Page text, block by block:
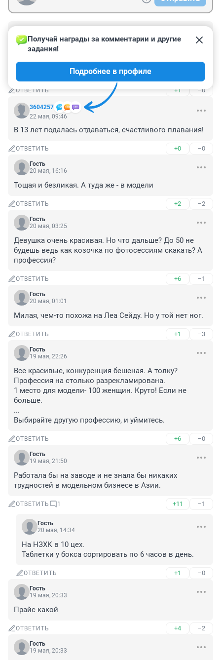
22 мая, 13:36
Симпатичная, но худющая. Странно, как у них грудь
кругленькая сохраняется? При похудении в первую
очередь страдают лицо и грудь.
ОТВЕТИТЬ +1 –0
3604257
Получай награды за комментарии и другие
задания!
Подробнее в профиле
22 мая, 09:46
В 13 лет подалась отдаваться, счастливого плавания!
ОТВЕТИТЬ +0 –0
Гость
20 мая, 16:16
Тощая и безликая. А туда же - в модели
ОТВЕТИТЬ +2 –2
Гость
20 мая, 03:25
Девушка очень красивая. Но что дальше? До 50 не
будешь ведь как козочка по фотосессиям скакать? А
профессия?
ОТВЕТИТЬ +6 –1
Гость
20 мая, 01:01
Милая, чем-то похожа на Леа Сейду. Но у той нет ног.
ОТВЕТИТЬ +1 –3
Гость
19 мая, 22:26
Все красивые, конкуренция бешеная. А толку?
Профессия на столько разрекламирована.
1 место для модели- 100 женщин. Круто! Если не
больше.
...
Выбирайте другую профессию, и уймитесь.
ОТВЕТИТЬ +6 –0
Гость
19 мая, 21:50
Работала бы на заводе и не знала бы никаких
трудностей в модельном бизнесе в Азии.
ОТВЕТИТЬ 1 +11 –1
Гость
20 мая, 14:34
На НЗХК в 10 цех.
Таблетки у бокса сортировать по 6 часов в день.
ОТВЕТИТЬ +1 –0
Гость
19 мая, 20:33
Прайс какой
ОТВЕТИТЬ +4 –2
Гость
19 мая, 20:33